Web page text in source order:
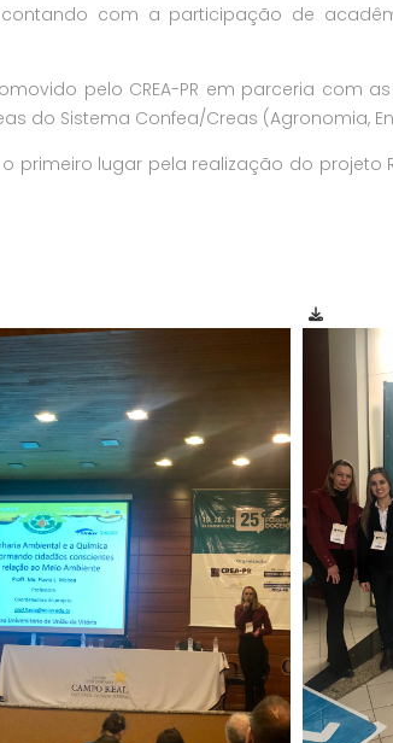
com a participação de
pelo CREA-PR em parceria com
do Sistema Confea/Creas (Agronomia,
primeiro lugar pela realização do projeto